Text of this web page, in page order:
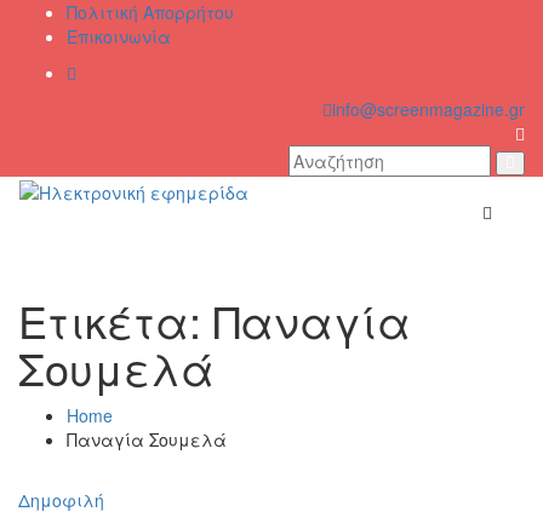
Πολιτική Απορρήτου
Επικοινωνία
info@screenmagazine.gr
Ετικέτα: Παναγία
Σουμελά
Home
Παναγία Σουμελά
Δημοφιλή